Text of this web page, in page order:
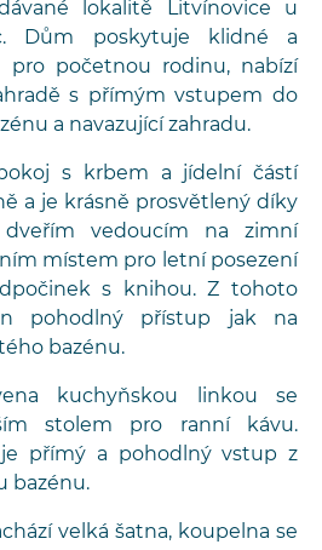
lokalitě Litvínovice u
Dům poskytuje klidné a
početnou rodinu, nabízí
s přímým vstupem do
a navazující zahradu.
s krbem a jídelní částí
a je krásně prosvětlený díky
vedoucím na zimní
místem pro letní posezení
s knihou. Z tohoto
pohodlný přístup jak na
bazénu.
kuchyňskou linkou se
stolem pro ranní kávu.
přímý a pohodlný vstup z
bazénu.
velká šatna, koupelna se